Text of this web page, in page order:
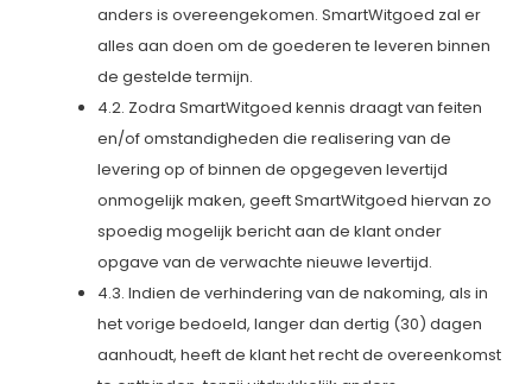
anders is overeengekomen. SmartWitgoed zal er
alles aan doen om de goederen te leveren binnen
de gestelde termijn.
4.2. Zodra SmartWitgoed kennis draagt van feiten
en/of omstandigheden die realisering van de
levering op of binnen de opgegeven levertijd
onmogelijk maken, geeft SmartWitgoed hiervan zo
spoedig mogelijk bericht aan de klant onder
opgave van de verwachte nieuwe levertijd.
4.3. Indien de verhindering van de nakoming, als in
het vorige bedoeld, langer dan dertig (30) dagen
aanhoudt, heeft de klant het recht de overeenkomst